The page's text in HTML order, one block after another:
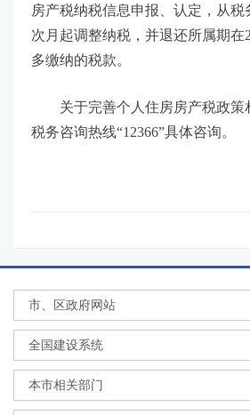
房产税纳税信息申报、认定，从税
次月起调整纳税，并退还所属期在
多缴纳的税款。
关于完善个人住房房产税政策
税务咨询热线“12366”具体咨询。
市、区政府网站
全国建设系统
本市相关部门